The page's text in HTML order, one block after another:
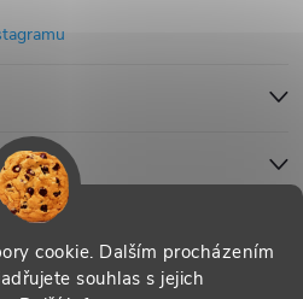
cookie. Dalším procházením
souhlas s jejich